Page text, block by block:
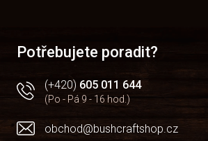
Potřebujete poradit?
(+420) 605 011 644
(Po - Pá 9 - 16 hod.)
obchod@bushcraftshop.cz